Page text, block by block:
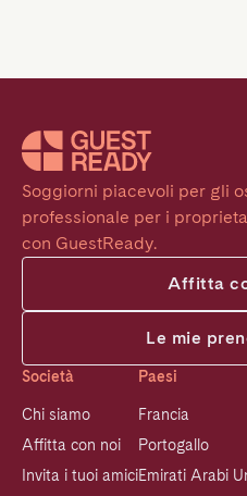
Soggiorni piacevoli per gli
professionale per i
con GuestReady.
Affitta
Le mie
Società
Chi siamo
Affitta con noi
Invita i tuoi amici
Paesi
Francia
Portogallo
Emirati Arabi